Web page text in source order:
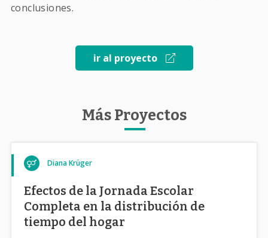
conclusiones.
ir al proyecto
Más Proyectos
Diana Krüger
Efectos de la Jornada Escolar
Completa en la distribución de
tiempo del hogar